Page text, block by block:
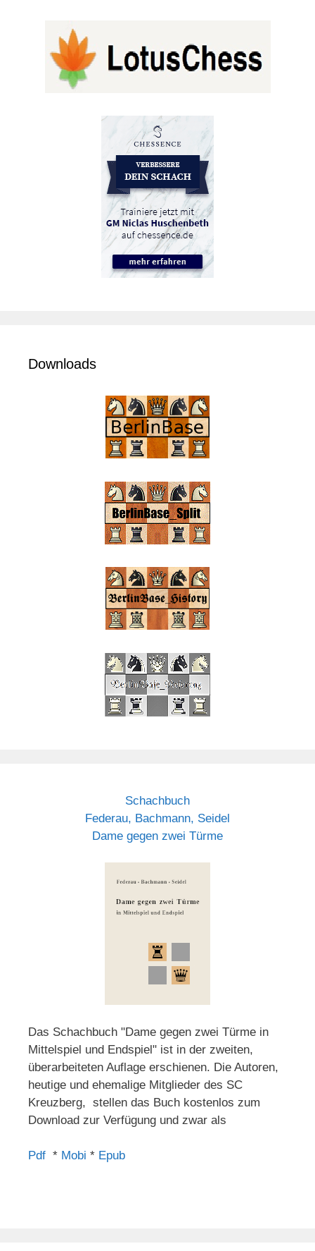
Downloads
Schachbuch
Federau, Bachmann, Seidel
Dame gegen zwei Türme
Das Schachbuch "Dame gegen zwei Türme in
Mittelspiel und Endspiel" ist in der zweiten,
überarbeiteten Auflage erschienen. Die Autoren,
heutige und ehemalige Mitglieder des SC
Kreuzberg, stellen das Buch kostenlos zum
Download zur Verfügung und zwar als
Pdf * Mobi * Epub